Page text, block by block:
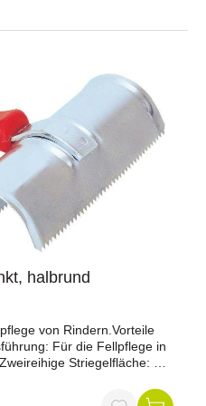
halbrund
von Rindern.Vorteile
Für die Fellpflege in
Striegelfläche: Mit
auf einer Seite